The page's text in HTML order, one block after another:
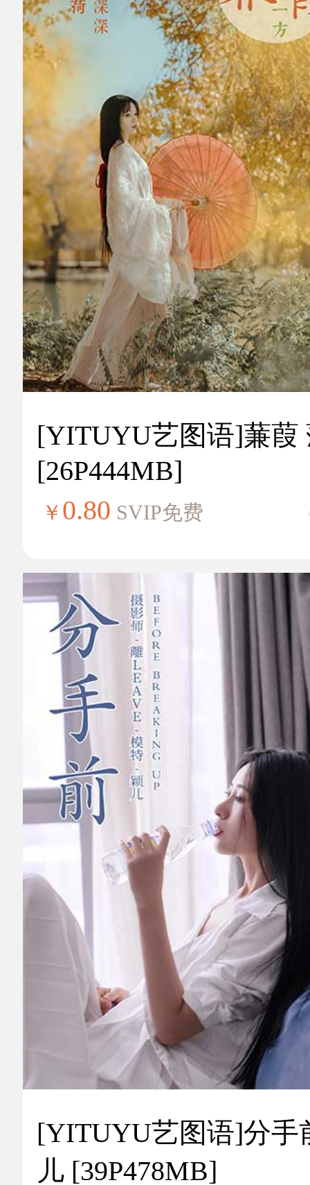
[YITUYU艺图语]蒹葭
[26P444MB]
￥ 0.80 SVIP免费
[YITUYU艺图语]分手
儿 [39P478MB]